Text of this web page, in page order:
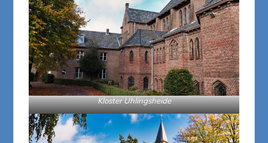
Kloster Uhlingsheide